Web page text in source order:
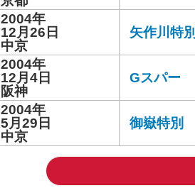
2004年
12月26日
中京
矢作川特別
2004年
12月4日
阪神
Gスパー
2004年
5月29日
中京
御嶽特別